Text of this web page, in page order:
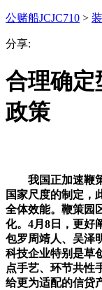
公赌船JCJC710 >
分享:
合理确定
政策
我国正加速鞭策
国家尺度的制定，
全体效能。鞭策园
化。4月8日，更好
包罗周靖人、吴泽
科技企业特别是草
点手艺、环节共性
给更为适配的信贷